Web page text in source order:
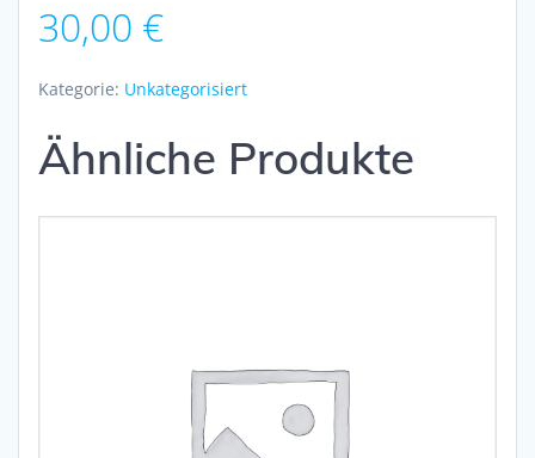
30,00 €
Kategorie: Unkategorisiert
Ähnliche Produkte